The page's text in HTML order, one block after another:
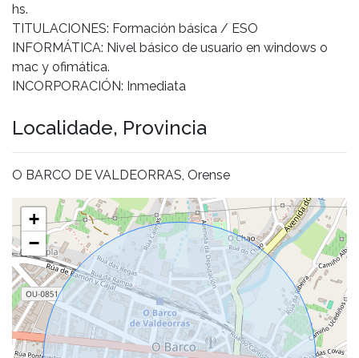
hs.
TITULACIONES: Formación básica / ESO
INFORMÁTICA: Nivel básico de usuario en windows o
mac y ofimática.
INCORPORACIÓN: Inmediata
Localidade, Provincia
O BARCO DE VALDEORRAS, Orense
+
−